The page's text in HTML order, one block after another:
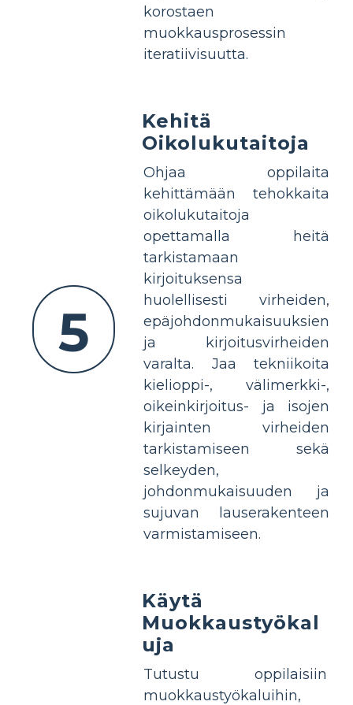
korostaen
muokkausprosessin
iteratiivisuutta.
5
Kehitä
Oikolukutaitoja
Ohjaa oppilaita
kehittämään tehokkaita
oikolukutaitoja
opettamalla heitä
tarkistamaan
kirjoituksensa
huolellisesti virheiden,
epäjohdonmukaisuuksien
ja kirjoitusvirheiden
varalta. Jaa tekniikoita
kielioppi-, välimerkki-,
oikeinkirjoitus- ja isojen
kirjainten virheiden
tarkistamiseen sekä
selkeyden,
johdonmukaisuuden ja
sujuvan lauserakenteen
varmistamiseen.
Käytä
Muokkaustyökal
uja
Tutustu oppilaisiin
muokkaustyökaluihin,